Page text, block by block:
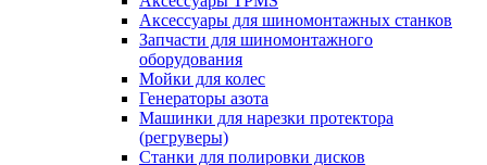
Аксессуары для шиномонтажных станков
Запчасти для шиномонтажного
оборудования
Мойки для колес
Генераторы азота
Машинки для нарезки протектора
(регруверы)
Станки для полировки дисков